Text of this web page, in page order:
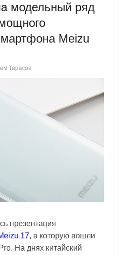
модельный ряд
Meizu
Тарасов
презентация
17, в которую вошли
На днях китайский